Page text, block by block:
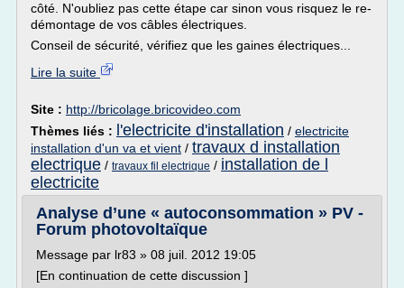
côté. N'oubliez pas cette étape car sinon vous risquez le re-
démontage de vos câbles électriques.
Conseil de sécurité, vérifiez que les gaines électriques...
Lire la suite
Site : http://bricolage.bricovideo.com
Thèmes liés :
l'electricite d'installation / electricite
installation d'un va et vient / travaux d installation
electrique / travaux fil electrique / installation de l
electricite
Analyse d’une « autoconsommation » PV -
Forum photovoltaïque
Message par lr83 » 08 juil. 2012 19:05
[En continuation de cette discussion ]